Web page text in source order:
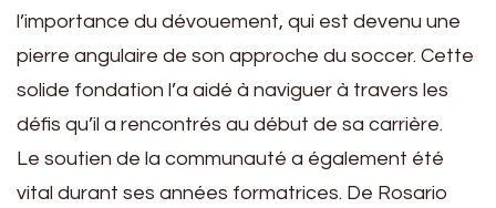
l’importance du dévouement, qui est devenu une
pierre angulaire de son approche du soccer. Cette
solide fondation l’a aidé à naviguer à travers les
défis qu’il a rencontrés au début de sa carrière.
Le soutien de la communauté a également été
vital durant ses années formatrices. De Rosario